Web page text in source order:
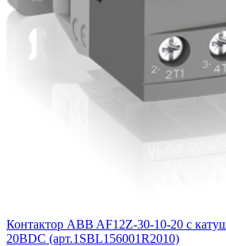
Контактор ABB AF12Z-30-10-20 с
20BDC (арт.1SBL156001R2010)